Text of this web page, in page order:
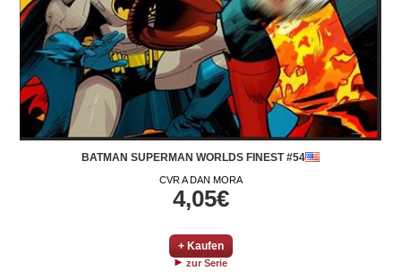
BATMAN SUPERMAN WORLDS FINEST #54
CVR A DAN MORA
4,05€
+ Kaufen
zur Serie